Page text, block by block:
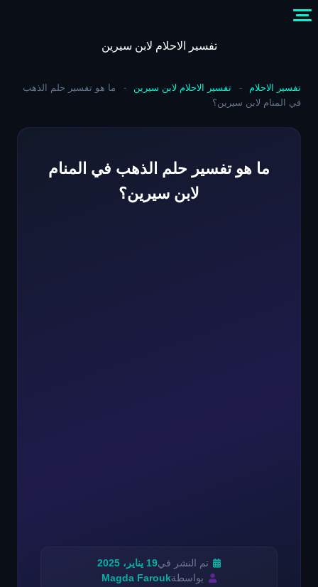
content
تفسير الاحلام لابن سيرين
تفسير الاحلام - تفسير الاحلام لابن سيرين -
ما هو تفسير حلم الذهب
في المنام لابن سيرين؟
ما هو تفسير حلم الذهب في المنام
لابن سيرين؟
تم النشر في19 يناير، 2025
بواسطةMagda Farouk